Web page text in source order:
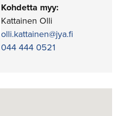
Kohdetta myy:
Kattainen Olli
olli.kattainen@jya.fi
044 444 0521